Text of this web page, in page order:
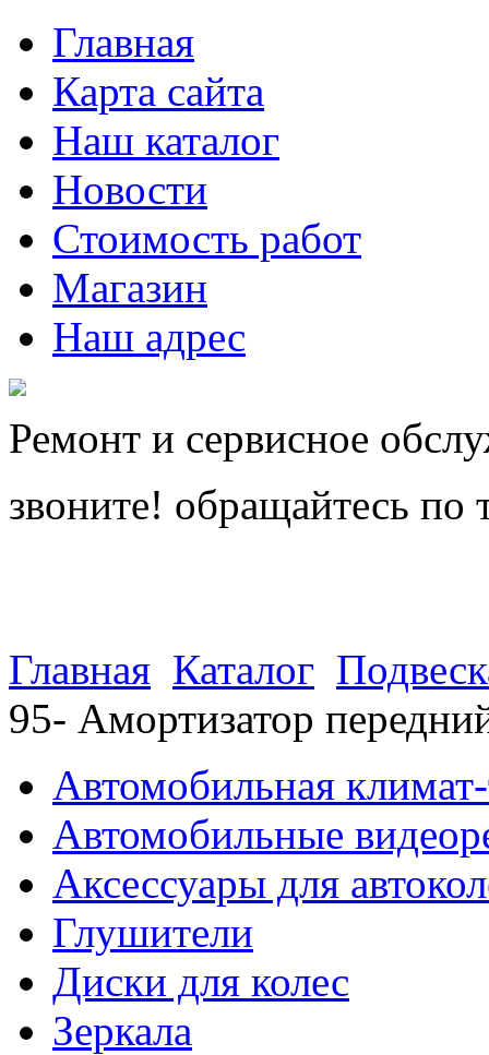
Главная
Карта сайта
Наш каталог
Новости
Стоимость работ
Магазин
Наш адрес
Ремонт и сервисное
звоните! обращайтесь по
Главная Каталог
95- Амортизатор
Автомобильная
Автомобильные
Аксессуары для
Глушители
Диски для колес
Зеркала